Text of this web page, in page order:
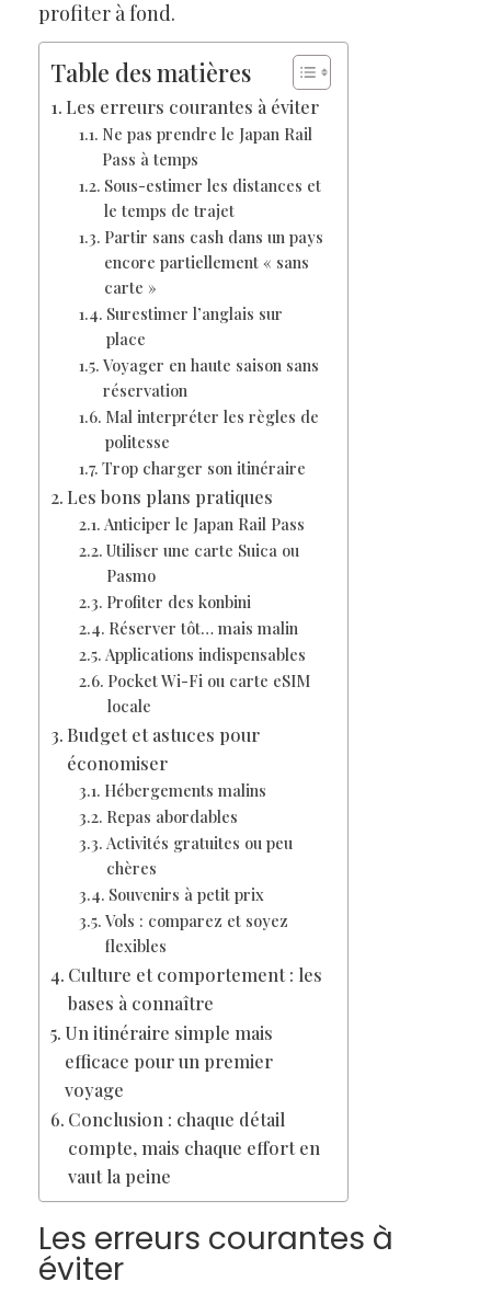
profiter à fond.
Table des matières
Les erreurs courantes à éviter
Ne pas prendre le Japan Rail
Pass à temps
Sous-estimer les distances et
le temps de trajet
Partir sans cash dans un pays
encore partiellement « sans
carte »
Surestimer l’anglais sur
place
Voyager en haute saison sans
réservation
Mal interpréter les règles de
politesse
Trop charger son itinéraire
Les bons plans pratiques
Anticiper le Japan Rail Pass
Utiliser une carte Suica ou
Pasmo
Profiter des konbini
Réserver tôt… mais malin
Applications indispensables
Pocket Wi-Fi ou carte eSIM
locale
Budget et astuces pour
économiser
Hébergements malins
Repas abordables
Activités gratuites ou peu
chères
Souvenirs à petit prix
Vols : comparez et soyez
flexibles
Culture et comportement : les
bases à connaître
Un itinéraire simple mais
efficace pour un premier
voyage
Conclusion : chaque détail
compte, mais chaque effort en
vaut la peine
Les erreurs courantes à
éviter